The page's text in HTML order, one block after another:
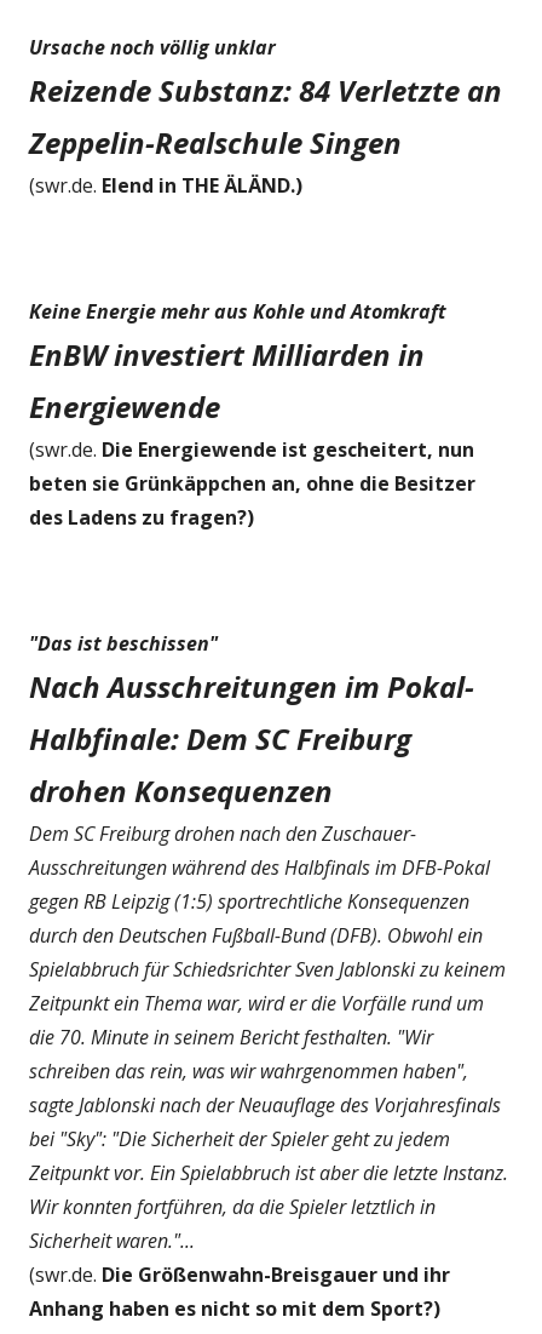
Ursache noch völlig unklar
Reizende Substanz: 84 Verletzte an
Zeppelin-Realschule Singen
(swr.de. Elend in THE ÄLÄND.)
Keine Energie mehr aus Kohle und Atomkraft
EnBW investiert Milliarden in
Energiewende
(swr.de. Die Energiewende ist gescheitert, nun
beten sie Grünkäppchen an, ohne die Besitzer
des Ladens zu fragen?)
"Das ist beschissen"
Nach Ausschreitungen im Pokal-
Halbfinale: Dem SC Freiburg
drohen Konsequenzen
Dem SC Freiburg drohen nach den Zuschauer-
Ausschreitungen während des Halbfinals im DFB-Pokal
gegen RB Leipzig (1:5) sportrechtliche Konsequenzen
durch den Deutschen Fußball-Bund (DFB). Obwohl ein
Spielabbruch für Schiedsrichter Sven Jablonski zu keinem
Zeitpunkt ein Thema war, wird er die Vorfälle rund um
die 70. Minute in seinem Bericht festhalten. "Wir
schreiben das rein, was wir wahrgenommen haben",
sagte Jablonski nach der Neuauflage des Vorjahresfinals
bei "Sky": "Die Sicherheit der Spieler geht zu jedem
Zeitpunkt vor. Ein Spielabbruch ist aber die letzte Instanz.
Wir konnten fortführen, da die Spieler letztlich in
Sicherheit waren."...
(swr.de. Die Größenwahn-Breisgauer und ihr
Anhang haben es nicht so mit dem Sport?)